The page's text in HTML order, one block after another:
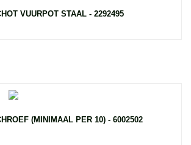
VUURPOT STAAL - 2292495
(MINIMAAL PER 10) - 6002502